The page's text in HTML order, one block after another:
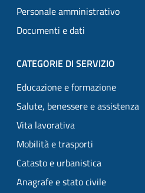
Personale amministrativo
Documenti e dati
CATEGORIE DI SERVIZIO
Educazione e formazione
Salute, benessere e assistenza
Vita lavorativa
Mobilità e trasporti
Catasto e urbanistica
Anagrafe e stato civile